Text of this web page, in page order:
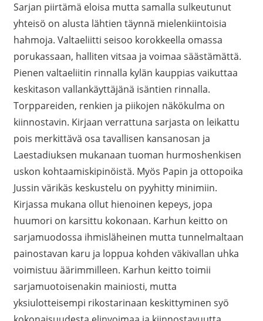
Sarjan piirtämä eloisa mutta samalla sulkeutunut
yhteisö on alusta lähtien täynnä mielenkiintoisia
hahmoja. Valtaeliitti seisoo korokkeella omassa
porukassaan, halliten vitsaa ja voimaa säästämättä.
Pienen valtaeliitin rinnalla kylän kauppias vaikuttaa
keskitason vallankäyttäjänä isäntien rinnalla.
Torppareiden, renkien ja piikojen näkökulma on
kiinnostavin. Kirjaan verrattuna sarjasta on leikattu
pois merkittävä osa tavallisen kansanosan ja
Laestadiuksen mukanaan tuoman hurmoshenkisen
uskon kohtaamiskipinöistä. Myös Papin ja ottopoika
Jussin värikäs keskustelu on pyyhitty minimiin.
Kirjassa mukana ollut hienoinen kepeys, jopa
huumori on karsittu kokonaan. Karhun keitto on
sarjamuodossa ihmisläheinen mutta tunnelmaltaan
painostavan karu ja loppua kohden väkivallan uhka
voimistuu äärimmilleen. Karhun keitto toimii
sarjamuotoisenakin mainiosti, mutta
yksiulotteisempi rikostarinaan keskittyminen syö